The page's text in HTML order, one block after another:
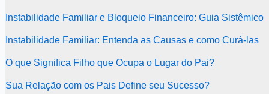
Instabilidade Familiar e Bloqueio Financeiro: Guia Sistêmico
Instabilidade Familiar: Entenda as Causas e como Curá-las
O que Significa Filho que Ocupa o Lugar do Pai?
Sua Relação com os Pais Define seu Sucesso?